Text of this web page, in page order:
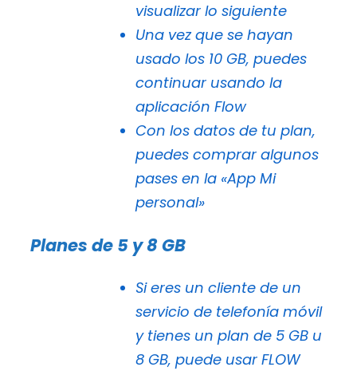
visualizar lo siguiente
Una vez que se hayan
usado los 10 GB, puedes
continuar usando la
aplicación Flow
Con los datos de tu plan,
puedes comprar algunos
pases en la «App Mi
personal»
Planes de 5 y 8 GB
Si eres un cliente de un
servicio de telefonía móvil
y tienes un plan de 5 GB u
8 GB, puede usar FLOW